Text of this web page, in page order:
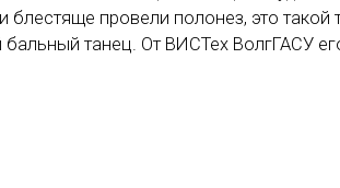
блестяще провели полонез, это
бальный танец. От ВИСТех ВолгГАСУ